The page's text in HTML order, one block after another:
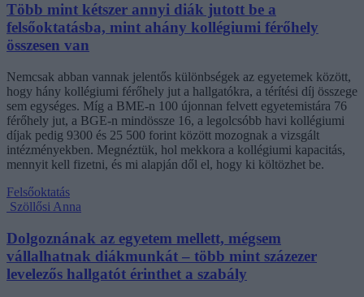
Több mint kétszer annyi diák jutott be a
felsőoktatásba, mint ahány kollégiumi férőhely
összesen van
Nemcsak abban vannak jelentős különbségek az egyetemek között,
hogy hány kollégiumi férőhely jut a hallgatókra, a térítési díj összege
sem egységes. Míg a BME-n 100 újonnan felvett egyetemistára 76
férőhely jut, a BGE-n mindössze 16, a legolcsóbb havi kollégiumi
díjak pedig 9300 és 25 500 forint között mozognak a vizsgált
intézményekben. Megnéztük, hol mekkora a kollégiumi kapacitás,
mennyit kell fizetni, és mi alapján dől el, hogy ki költözhet be.
Felsőoktatás
Szöllősi Anna
Dolgoznának az egyetem mellett, mégsem
vállalhatnak diákmunkát – több mint százezer
levelezős hallgatót érinthet a szabály